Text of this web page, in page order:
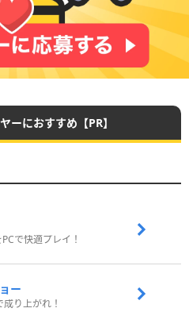
ーにおすすめ【PR】
で快適プレイ！
ー
り上がれ！